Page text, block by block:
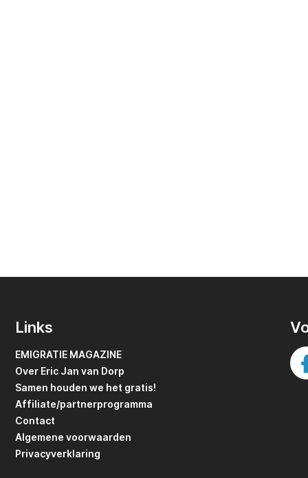
Links
EMIGRATIE MAGAZINE
Over Eric Jan van Dorp
Samen houden we het gratis!
Affiliate/partnerprogramma
Contact
Algemene voorwaarden
Privacyverklaring